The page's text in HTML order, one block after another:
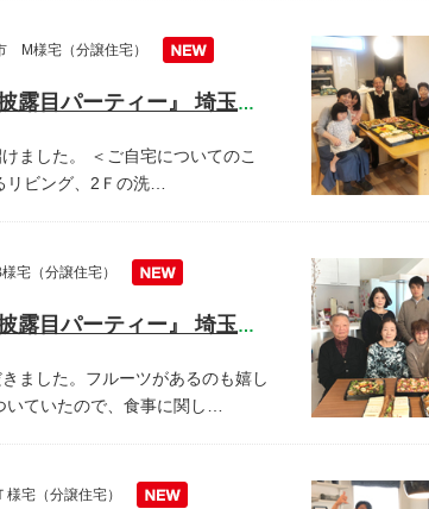
M様宅（分譲住宅）
開催しました! 『新築お披露目パーティー』 埼玉県越谷市 M様宅
ました。
＜ご自宅についてのこ
リビング、2Ｆの洗…
宅（分譲住宅）
開催しました! 『新築お披露目パーティー』 埼玉県川越市 B様宅
ました。フルーツがあるのも嬉し
いていたので、食事に関し…
宅（分譲住宅）